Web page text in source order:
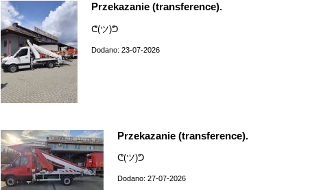
Przekazanie (transference).
ᕦ(ツ)ᕤ
Dodano: 23-07-2026
Przekazanie (transference).
ᕦ(ツ)ᕤ
Dodano: 27-07-2026